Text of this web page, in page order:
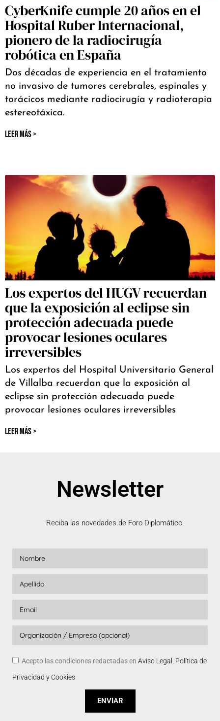
CyberKnife cumple 20 años en el
Hospital Ruber Internacional,
pionero de la radiocirugía
robótica en España
Dos décadas de experiencia en el tratamiento
no invasivo de tumores cerebrales, espinales y
torácicos mediante radiocirugía y radioterapia
estereotáxica.
LEER MÁS >
Los expertos del HUGV recuerdan
que la exposición al eclipse sin
protección adecuada puede
provocar lesiones oculares
irreversibles
Los expertos del Hospital Universitario General
de Villalba recuerdan que la exposición al
eclipse sin protección adecuada puede
provocar lesiones oculares irreversibles
LEER MÁS >
Newsletter
Reciba las novedades de Foro Diplomático.
Acepto las condiciones redactadas en Aviso Legal, Política de
Privacidad y Cookies
ENVIAR